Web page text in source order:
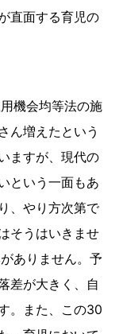
直面する育児の
機会均等法の施
ん増えたという
ますが、現代の
という一面もあ
、やり方次第で
そうはいきませ
ありません。予
差が大きく、自
。また、この30